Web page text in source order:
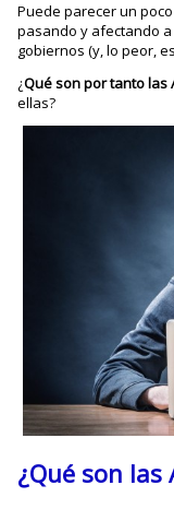
Puede parecer un
pasando y afectando
gobiernos (y, lo peor,
¿Qué son por tanto las
ellas?
¿Qué son las